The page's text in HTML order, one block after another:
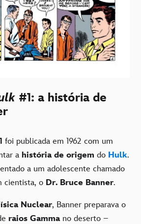
#1: a história de
foi publicada em 1962 com um
a história de origem do Hulk.
a um adolescente chamado
cientista, o Dr. Bruce Banner.
Nuclear, Banner preparava o
raios Gammano deserto –